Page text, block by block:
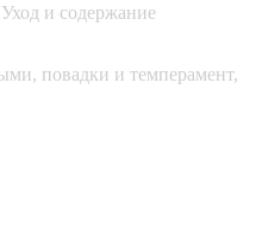
Уход и содержание
повадки и темперамент,